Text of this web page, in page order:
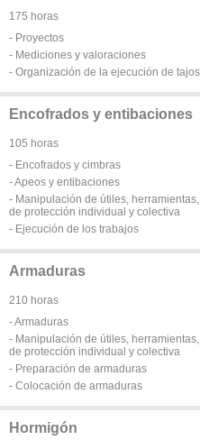
175 horas
- Proyectos
- Mediciones y valoraciones
- Organización de la ejecución de
Encofrados y entibaciones
105 horas
- Encofrados y cimbras
- Apeos y entibaciones
- Manipulación de útiles,
de protección individual y colectiva
- Ejecución de los trabajos
Armaduras
210 horas
- Armaduras
- Manipulación de útiles,
de protección individual y colectiva
- Preparación de armaduras
- Colocación de armaduras
Hormigón